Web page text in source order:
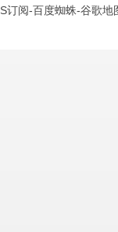
订阅-百度蜘蛛-谷歌地